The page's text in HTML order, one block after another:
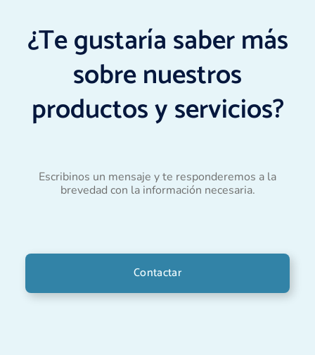
¿Te gustaría saber más
sobre nuestros
productos y servicios?
Escribinos un mensaje y te responderemos a la
brevedad con la información necesaria.
Contactar